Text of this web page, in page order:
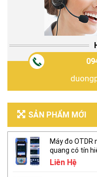
SẢN PHẨM MỚI
Máy đo OTDR
quang có tín
Liên Hệ